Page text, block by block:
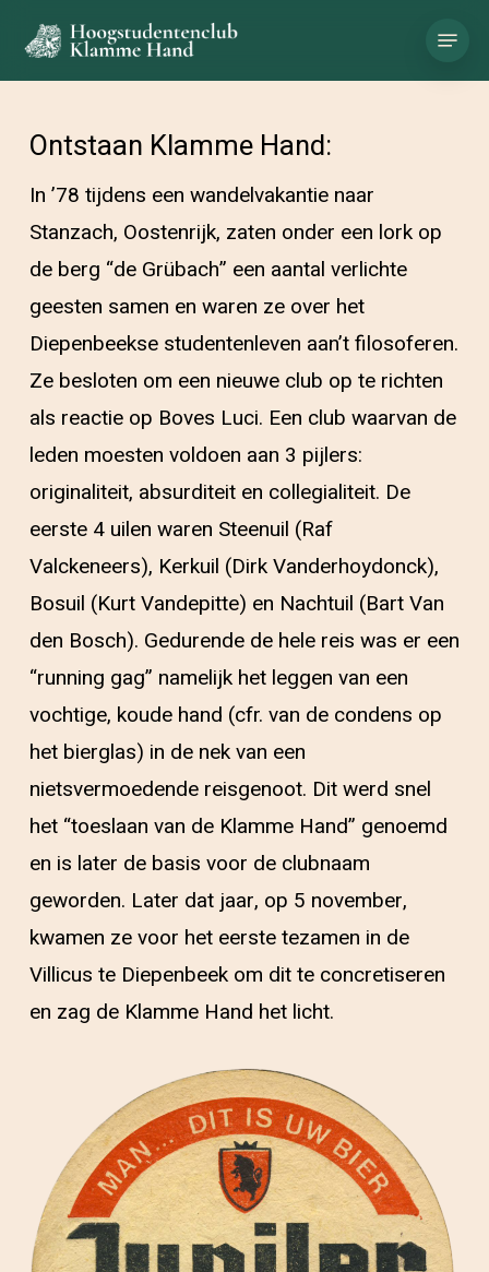
content
Menu
Ontstaan Klamme Hand:
In ’78 tijdens een wandelvakantie naar
Stanzach, Oostenrijk, zaten onder een lork op
de berg “de Grübach” een aantal verlichte
geesten samen en waren ze over het
Diepenbeekse studentenleven aan’t filosoferen.
Ze besloten om een nieuwe club op te richten
als reactie op Boves Luci. Een club waarvan de
leden moesten voldoen aan 3 pijlers:
originaliteit, absurditeit en collegialiteit. De
eerste 4 uilen waren Steenuil (Raf
Valckeneers), Kerkuil (Dirk Vanderhoydonck),
Bosuil (Kurt Vandepitte) en Nachtuil (Bart Van
den Bosch). Gedurende de hele reis was er een
“running gag” namelijk het leggen van een
vochtige, koude hand (cfr. van de condens op
het bierglas) in de nek van een
nietsvermoedende reisgenoot. Dit werd snel
het “toeslaan van de Klamme Hand” genoemd
en is later de basis voor de clubnaam
geworden. Later dat jaar, op 5 november,
kwamen ze voor het eerste tezamen in de
Villicus te Diepenbeek om dit te concretiseren
en zag de Klamme Hand het licht.